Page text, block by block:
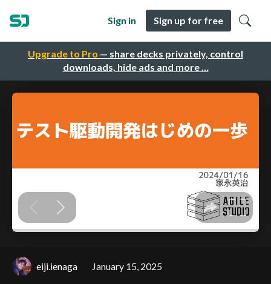
Upgrade to Pro — share decks privately, control
downloads, hide ads and more …
Sign in Sign up for free
eiji.ienaga January 15, 2025